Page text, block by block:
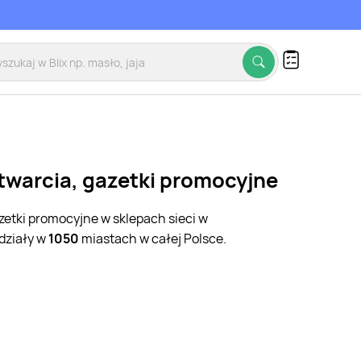
gazetki promocyjne
promocyjne w sklepach sieci w
w1050 miastach w całej Polsce.